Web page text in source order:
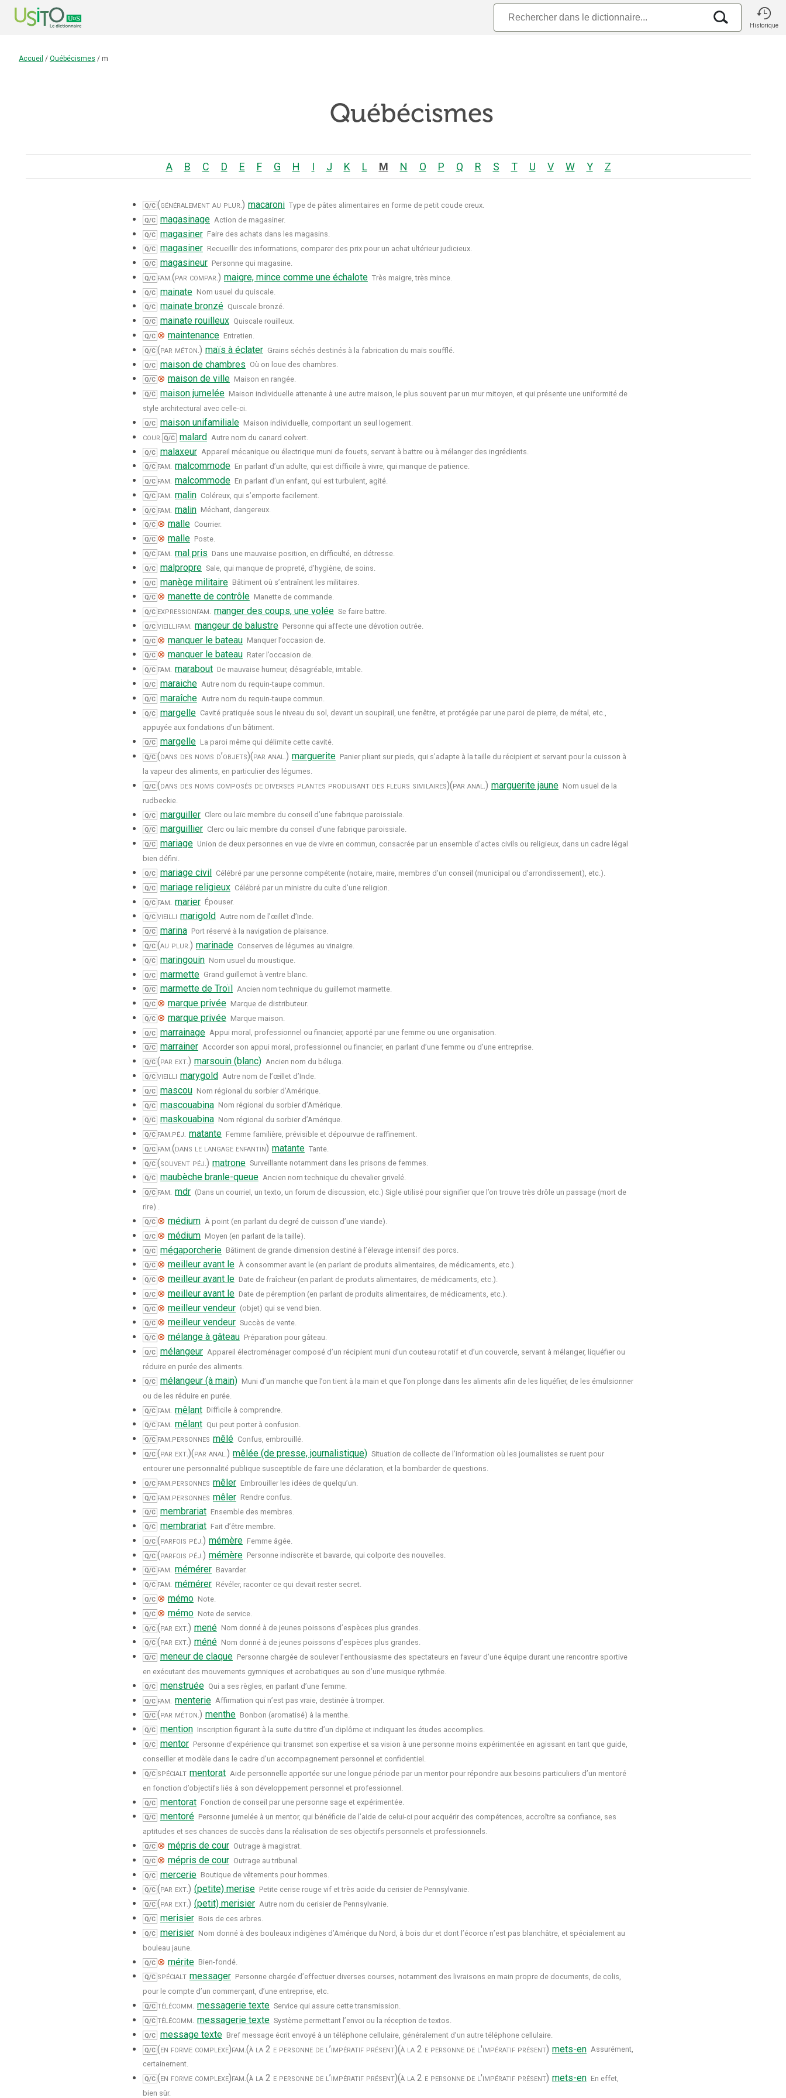
Historique
Accueil / Québécismes / m
Québécismes
A B C D E F G H I J K L M N O P Q R S T U V W Y Z
Q/C (généralement au plur.) macaroni Type de pâtes alimentaires en forme de petit coude creux.
Q/C magasinage Action de magasiner.
Q/C magasiner Faire des achats dans les magasins.
Q/C magasiner Recueillir des informations, comparer des prix pour un achat ultérieur judicieux.
Q/C magasineur Personne qui magasine.
Q/C fam.(par compar.) maigre, mince comme une échalote Très maigre, très mince.
Q/C mainate Nom usuel du quiscale.
Q/C mainate bronzé Quiscale bronzé.
Q/C mainate rouilleux Quiscale rouilleux.
Q/C ⊗ maintenance Entretien.
Q/C (par méton.) maïs à éclater Grains séchés destinés à la fabrication du maïs soufflé.
Q/C maison de chambres Où on loue des chambres.
Q/C ⊗ maison de ville Maison en rangée.
Q/C maison jumelée Maison individuelle attenante à une autre maison, le plus souvent par un mur mitoyen, et qui présente une uniformité de
style architectural avec celle-ci.
Q/C maison unifamiliale Maison individuelle, comportant un seul logement.
cour. Q/C malard Autre nom du canard colvert.
Q/C malaxeur Appareil mécanique ou électrique muni de fouets, servant à battre ou à mélanger des ingrédients.
Q/C fam. malcommode En parlant d’un adulte, qui est difficile à vivre, qui manque de patience.
Q/C fam. malcommode En parlant d’un enfant, qui est turbulent, agité.
Q/C fam. malin Coléreux, qui s’emporte facilement.
Q/C fam. malin Méchant, dangereux.
Q/C ⊗ malle Courrier.
Q/C ⊗ malle Poste.
Q/C fam. mal pris Dans une mauvaise position, en difficulté, en détresse.
Q/C malpropre Sale, qui manque de propreté, d’hygiène, de soins.
Q/C manège militaire Bâtiment où s’entraînent les militaires.
Q/C ⊗ manette de contrôle Manette de commande.
Q/C expressionfam. manger des coups, une volée Se faire battre.
Q/C vieillifam. mangeur de balustre Personne qui affecte une dévotion outrée.
Q/C ⊗ manquer le bateau Manquer l’occasion de.
Q/C ⊗ manquer le bateau Rater l’occasion de.
Q/C fam. marabout De mauvaise humeur, désagréable, irritable.
Q/C maraiche Autre nom du requin-taupe commun.
Q/C maraîche Autre nom du requin-taupe commun.
Q/C margelle Cavité pratiquée sous le niveau du sol, devant un soupirail, une fenêtre, et protégée par une paroi de pierre, de métal, etc.,
appuyée aux fondations d’un bâtiment.
Q/C margelle La paroi même qui délimite cette cavité.
Q/C (dans des noms d’objets)(par anal.) marguerite Panier pliant sur pieds, qui s’adapte à la taille du récipient et servant pour la cuisson à
la vapeur des aliments, en particulier des légumes.
Q/C (dans des noms composés de diverses plantes produisant des fleurs similaires)(par anal.) marguerite jaune Nom usuel de la
rudbeckie.
Q/C marguiller Clerc ou laïc membre du conseil d’une fabrique paroissiale.
Q/C marguillier Clerc ou laïc membre du conseil d’une fabrique paroissiale.
Q/C mariage Union de deux personnes en vue de vivre en commun, consacrée par un ensemble d’actes civils ou religieux, dans un cadre légal
bien défini.
Q/C mariage civil Célébré par une personne compétente (notaire, maire, membres d’un conseil (municipal ou d’arrondissement), etc.).
Q/C mariage religieux Célébré par un ministre du culte d’une religion.
Q/C fam. marier Épouser.
Q/C vieilli marigold Autre nom de l’œillet d’Inde.
Q/C marina Port réservé à la navigation de plaisance.
Q/C (au plur.) marinade Conserves de légumes au vinaigre.
Q/C maringouin Nom usuel du moustique.
Q/C marmette Grand guillemot à ventre blanc.
Q/C marmette de Troïl Ancien nom technique du guillemot marmette.
Q/C ⊗ marque privée Marque de distributeur.
Q/C ⊗ marque privée Marque maison.
Q/C marrainage Appui moral, professionnel ou financier, apporté par une femme ou une organisation.
Q/C marrainer Accorder son appui moral, professionnel ou financier, en parlant d’une femme ou d’une entreprise.
Q/C (par ext.) marsouin (blanc) Ancien nom du béluga.
Q/C vieilli marygold Autre nom de l’œillet d’Inde.
Q/C mascou Nom régional du sorbier d’Amérique.
Q/C mascouabina Nom régional du sorbier d’Amérique.
Q/C maskouabina Nom régional du sorbier d’Amérique.
Q/C fam.péj. matante Femme familière, prévisible et dépourvue de raffinement.
Q/C fam.(dans le langage enfantin) matante Tante.
Q/C (souvent péj.) matrone Surveillante notamment dans les prisons de femmes.
Q/C maubèche branle-queue Ancien nom technique du chevalier grivelé.
Q/C fam. mdr (Dans un courriel, un texto, un forum de discussion, etc.) Sigle utilisé pour signifier que l’on trouve très drôle un passage (mort de
rire) .
Q/C ⊗ médium À point (en parlant du degré de cuisson d’une viande).
Q/C ⊗ médium Moyen (en parlant de la taille).
Q/C mégaporcherie Bâtiment de grande dimension destiné à l’élevage intensif des porcs.
Q/C ⊗ meilleur avant le À consommer avant le (en parlant de produits alimentaires, de médicaments, etc.).
Q/C ⊗ meilleur avant le Date de fraîcheur (en parlant de produits alimentaires, de médicaments, etc.).
Q/C ⊗ meilleur avant le Date de péremption (en parlant de produits alimentaires, de médicaments, etc.).
Q/C ⊗ meilleur vendeur (objet) qui se vend bien.
Q/C ⊗ meilleur vendeur Succès de vente.
Q/C ⊗ mélange à gâteau Préparation pour gâteau.
Q/C mélangeur Appareil électroménager composé d’un récipient muni d’un couteau rotatif et d’un couvercle, servant à mélanger, liquéfier ou
réduire en purée des aliments.
Q/C mélangeur (à main) Muni d’un manche que l’on tient à la main et que l’on plonge dans les aliments afin de les liquéfier, de les émulsionner
ou de les réduire en purée.
Q/C fam. mêlant Difficile à comprendre.
Q/C fam. mêlant Qui peut porter à confusion.
Q/C fam.personnes mêlé Confus, embrouillé.
Q/C (par ext.)(par anal.) mêlée (de presse, journalistique) Situation de collecte de l’information où les journalistes se ruent pour
entourer une personnalité publique susceptible de faire une déclaration, et la bombarder de questions.
Q/C fam. personnes mêler Embrouiller les idées de quelqu’un.
Q/C fam. personnes mêler Rendre confus.
Q/C membrariat Ensemble des membres.
Q/C membrariat Fait d’être membre.
Q/C (parfois péj.) mémère Femme âgée.
Q/C (parfois péj.) mémère Personne indiscrète et bavarde, qui colporte des nouvelles.
Q/C fam. mémérer Bavarder.
Q/C fam. mémérer Révéler, raconter ce qui devait rester secret.
Q/C ⊗ mémo Note.
Q/C ⊗ mémo Note de service.
Q/C (par ext.) mené Nom donné à de jeunes poissons d’espèces plus grandes.
Q/C (par ext.) méné Nom donné à de jeunes poissons d’espèces plus grandes.
Q/C meneur de claque Personne chargée de soulever l’enthousiasme des spectateurs en faveur d’une équipe durant une rencontre sportive
en exécutant des mouvements gymniques et acrobatiques au son d’une musique rythmée.
Q/C menstruée Qui a ses règles, en parlant d’une femme.
Q/C fam. menterie Affirmation qui n’est pas vraie, destinée à tromper.
Q/C (par méton.) menthe Bonbon (aromatisé) à la menthe.
Q/C mention Inscription figurant à la suite du titre d’un diplôme et indiquant les études accomplies.
Q/C mentor Personne d’expérience qui transmet son expertise et sa vision à une personne moins expérimentée en agissant en tant que guide,
conseiller et modèle dans le cadre d’un accompagnement personnel et confidentiel.
Q/C spécialt mentorat Aide personnelle apportée sur une longue période par un mentor pour répondre aux besoins particuliers d’un mentoré
en fonction d’objectifs liés à son développement personnel et professionnel.
Q/C mentorat Fonction de conseil par une personne sage et expérimentée.
Q/C mentoré Personne jumelée à un mentor, qui bénéficie de l’aide de celui-ci pour acquérir des compétences, accroître sa confiance, ses
aptitudes et ses chances de succès dans la réalisation de ses objectifs personnels et professionnels.
Q/C ⊗ mépris de cour Outrage à magistrat.
Q/C ⊗ mépris de cour Outrage au tribunal.
Q/C mercerie Boutique de vêtements pour hommes.
Q/C (par ext.) (petite) merise Petite cerise rouge vif et très acide du cerisier de Pennsylvanie.
Q/C (par ext.) (petit) merisier Autre nom du cerisier de Pennsylvanie.
Q/C merisier Bois de ces arbres.
Q/C merisier Nom donné à des bouleaux indigènes d’Amérique du Nord, à bois dur et dont l’écorce n’est pas blanchâtre, et spécialement au
bouleau jaune.
Q/C ⊗ mérite Bien-fondé.
Q/C spécialt messager Personne chargée d’effectuer diverses courses, notamment des livraisons en main propre de documents, de colis,
pour le compte d’un commerçant, d’une entreprise, etc.
Q/C télécomm. messagerie texte Service qui assure cette transmission.
Q/C télécomm. messagerie texte Système permettant l’envoi ou la réception de textos.
Q/C message texte Bref message écrit envoyé à un téléphone cellulaire, généralement d’un autre téléphone cellulaire.
Q/C (en forme complexe)fam.(à la 2 e personne de l’impératif présent)(à la 2 e personne de l'impératif présent) mets-en Assurément,
certainement.
Q/C (en forme complexe)fam.(à la 2 e personne de l’impératif présent)(à la 2 e personne de l'impératif présent) mets-en En effet,
bien sûr.